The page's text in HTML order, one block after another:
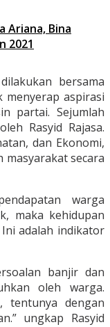
Ariana, Bina
2021
bersama
aspirasi
partai. Sejumlah
Rasyid Rajasa.
dan Ekonomi,
masyarakat secara
warga
maka kehidupan
adalah indikator
banjir dan
oleh warga.
tentunya dengan
ungkap Rasyid